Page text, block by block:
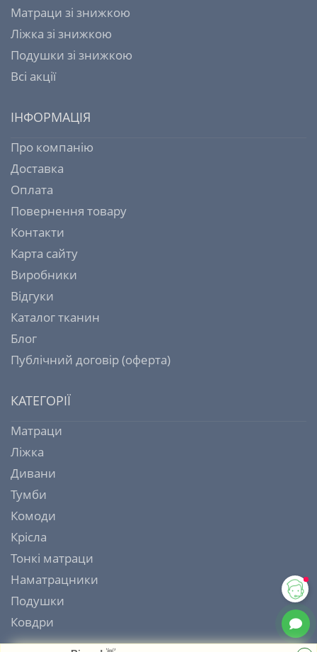
Матраци зі знижкою
Ліжка зі знижкою
Подушки зі знижкою
Всі акції
ІНФОРМАЦІЯ
Про компанію
Доставка
Оплата
Повернення товару
Контакти
Карта сайту
Виробники
Відгуки
Каталог тканин
Блог
Публічний договір (оферта)
КАТЕГОРІЇ
Матраци
Ліжка
Дивани
Тумби
Комоди
Крісла
Тонкі матраци
Наматрацники
Подушки
Ковдри